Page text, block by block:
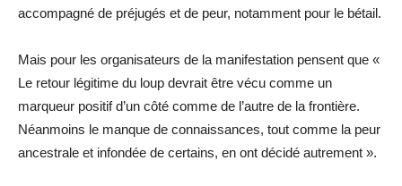
accompagné de préjugés et de peur, notamment pour le bétail.
Mais pour les organisateurs de la manifestation pensent que «
Le retour légitime du loup devrait être vécu comme un
marqueur positif d’un côté comme de l’autre de la frontière.
Néanmoins le manque de connaissances, tout comme la peur
ancestrale et infondée de certains, en ont décidé autrement ».